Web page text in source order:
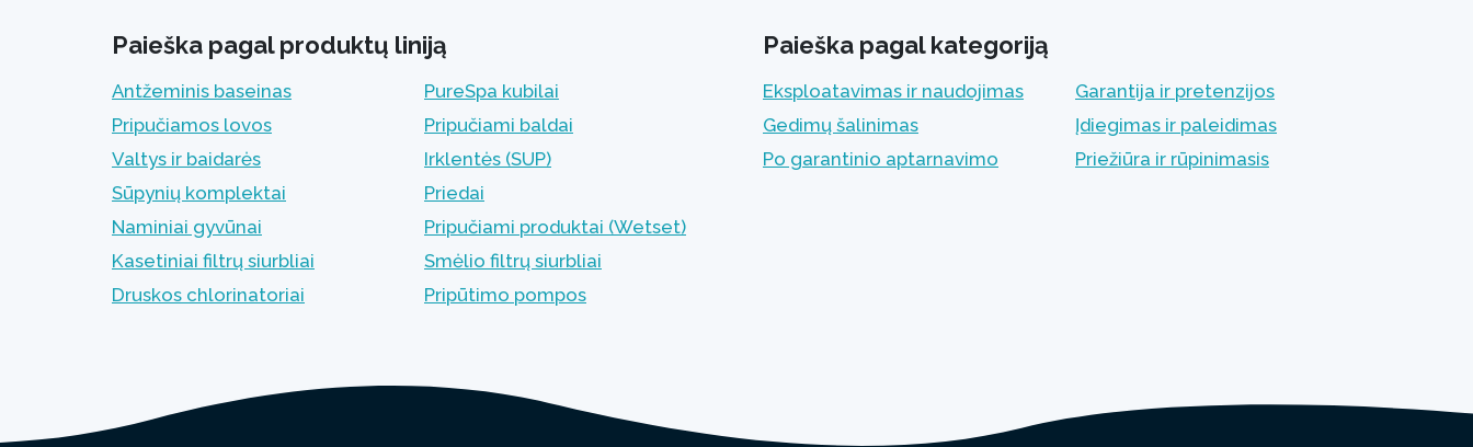
Paieška pagal produktų liniją
Antžeminis baseinas
PureSpa kubilai
Pripučiamos lovos
Pripučiami baldai
Valtys ir baidarės
Irklentės (SUP)
Sūpynių komplektai
Priedai
Naminiai gyvūnai
Pripučiami produktai (Wetset)
Kasetiniai filtrų siurbliai
Smėlio filtrų siurbliai
Druskos chlorinatoriai
Pripūtimo pompos
Paieška pagal kategoriją
Eksploatavimas ir naudojimas
Garantija ir pretenzijos
Gedimų šalinimas
Įdiegimas ir paleidimas
Po garantinio aptarnavimo
Priežiūra ir rūpinimasis